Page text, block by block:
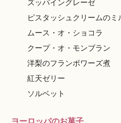
ズッパイングレーゼ
ピスタッシュクリームのミ
ムース・オ・ショコラ
クープ・オ・モンブラン
洋梨のフランボワーズ煮
紅天ゼリー
ソルベット
ヨーロッパのお菓子